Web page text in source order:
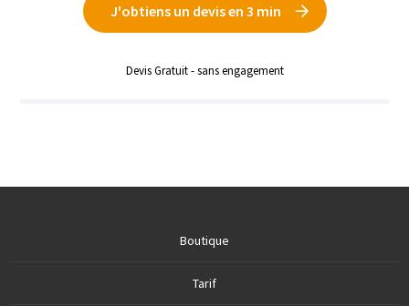
J'obtiens un devis en 3 min
Devis Gratuit - sans engagement
Boutique
Tarif